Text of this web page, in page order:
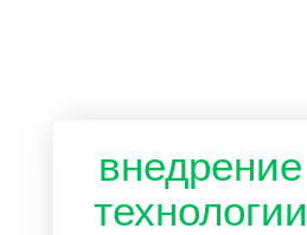
внедрение
технологии